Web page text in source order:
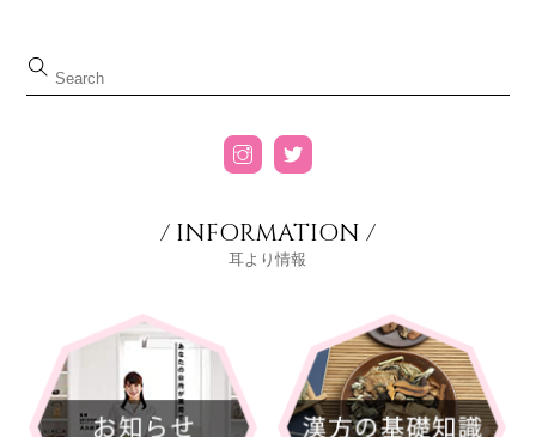
/ INFORMATION /
耳より情報